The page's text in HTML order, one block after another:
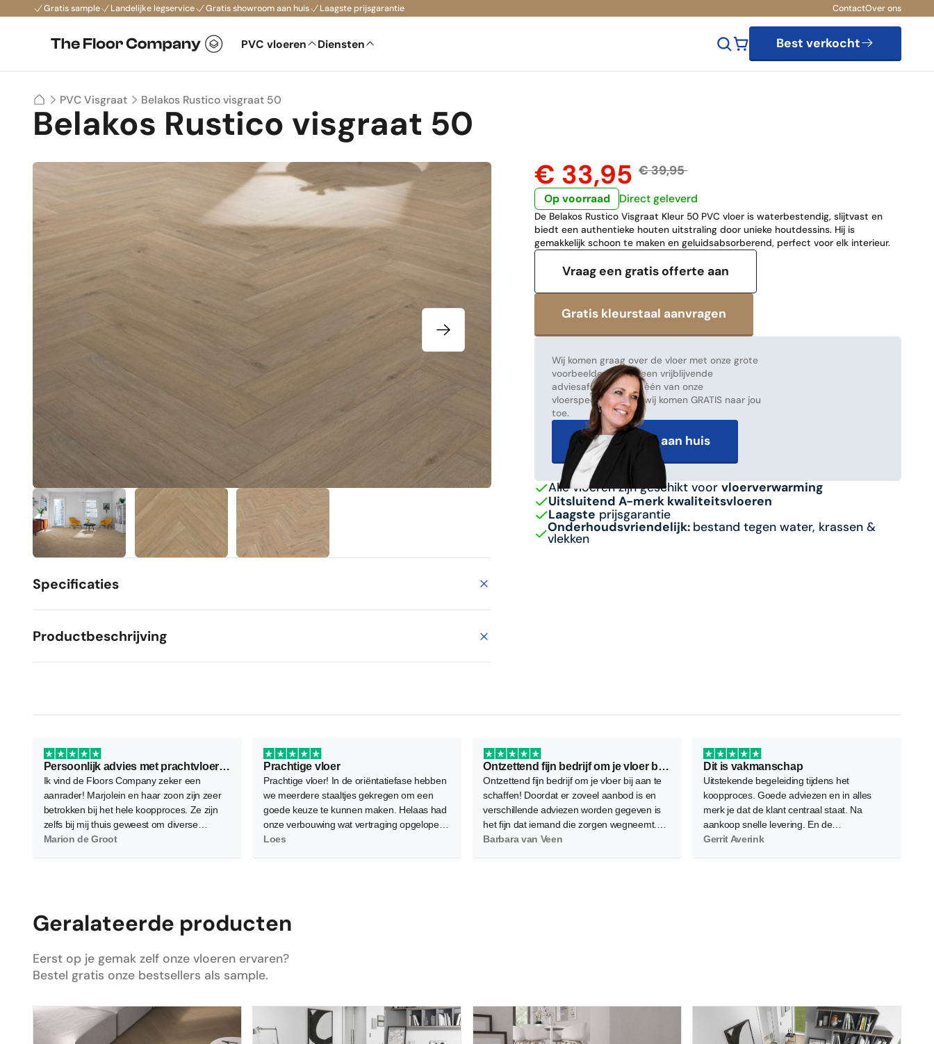
Gratis sample Landelijke legservice Gratis showroom aan huis Laagste prijsgarantie ContactOver ons
PVC vloeren Diensten Best verkocht
PVC Visgraat Belakos Rustico visgraat 50
Belakos Rustico visgraat 50
Specificaties
Productbeschrijving
€ 33,95€ 39,95
Op voorraad Direct geleverd
De Belakos Rustico Visgraat Kleur 50 PVC vloer is waterbestendig, slijtvast en
biedt een authentieke houten uitstraling door unieke houtdessins. Hij is
gemakkelijk schoon te maken en geluidsabsorberend, perfect voor elk interieur.
Vraag een gratis offerte aan
Wij komen graag over de vloer met onze grote
voorbeelden! Maak een vrijblijvende
adviesafspraak met één van onze
vloerspecialisten en wij komen GRATIS naar jou
toe.
Gratis advies aan huis
Alle vloeren zijn geschikt voor vloerverwarming
Uitsluitend A-merk kwaliteitsvloeren
Laagste prijsgarantie
Onderhoudsvriendelijk: bestand tegen water, krassen &
vlekken
Persoonlijk advies met prachtvloer als resultaat
Ik vind de Floors Company zeker een
aanrader! Marjolein en haar zoon zijn zeer
betrokken bij het hele koopproces. Ze zijn
zelfs bij mij thuis geweest om diverse
vloeren te demonstreren waarbij ze flink wat
belangrijkste, ben ik super tevreden en blij
met de nieuwe PVC vloer! Hij is heel netjes
ons huis. Dus ik zou de volgende keer zeker
weer mijn vloer bestellen via Floors
Company.
Marion de Groot
Prachtige vloer
Prachtige vloer! In de oriëntatiefase hebben
we meerdere staaltjes gekregen om een
goede keuze te kunnen maken. Helaas had
onze verbouwing wat vertraging opgelopen
waardoor de legafspraak verplaatst moest
Loes
Ontzettend fijn bedrijf om je vloer bij…
Ontzettend fijn bedrijf om je vloer bij aan te
schaffen! Doordat er zoveel aanbod is en
verschillende adviezen worden gegeven is
het fijn dat iemand die zorgen wegneemt.
Als service kwam Marjolein met diverse
Barbara van Veen
Dit is vakmanschap
Uitstekende begeleiding tijdens het
koopproces. Goede adviezen en in alles
merk je dat de klant centraal staat. Na
aankoop snelle levering. En de
vloerenleggers bleken zeer vakbekwaam.
Gerrit Averink
Geralateerde producten
Eerst op je gemak zelf onze vloeren ervaren?
Bestel gratis onze bestsellers als sample.